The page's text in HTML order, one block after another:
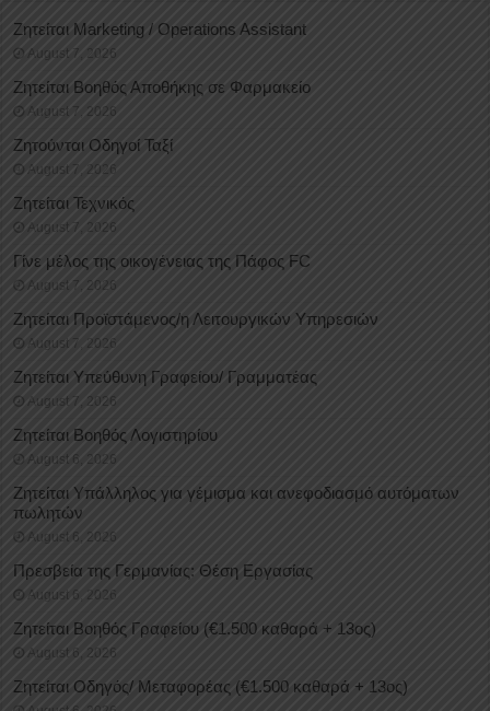
Ζητείται Marketing / Operations Assistant
August 7, 2026
Ζητείται Βοηθός Αποθήκης σε Φαρμακείο
August 7, 2026
Ζητούνται Οδηγοί Ταξί
August 7, 2026
Ζητείται Τεχνικός
August 7, 2026
Γίνε μέλος της οικογένειας της Πάφος FC
August 7, 2026
Ζητείται Προϊστάμενος/η Λειτουργικών Υπηρεσιών
August 7, 2026
Ζητείται Υπεύθυνη Γραφείου/ Γραμματέας
August 7, 2026
Ζητείται Βοηθός Λογιστηρίου
August 6, 2026
Ζητείται Υπάλληλος για γέμισμα και ανεφοδιασμό αυτόματων
πωλητών
August 6, 2026
Πρεσβεία της Γερμανίας: Θέση Εργασίας
August 6, 2026
Ζητείται Βοηθός Γραφείου (€1.500 καθαρά + 13ος)
August 6, 2026
Ζητείται Οδηγός/ Μεταφορέας (€1.500 καθαρά + 13ος)